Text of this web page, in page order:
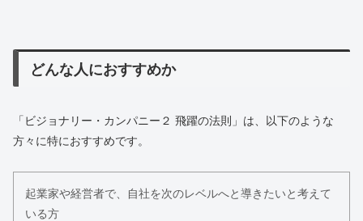
どんな人におすすめか
「ビジョナリー・カンパニー２ 飛躍の法則」は、以下のような
方々に特におすすめです。
起業家や経営者で、自社を次のレベルへと導きたいと考えて
いる方